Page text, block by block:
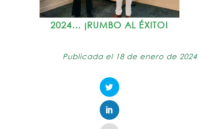
2024… ¡RUMBO AL ÉXITO!
Publicada el 18 de enero de 2024